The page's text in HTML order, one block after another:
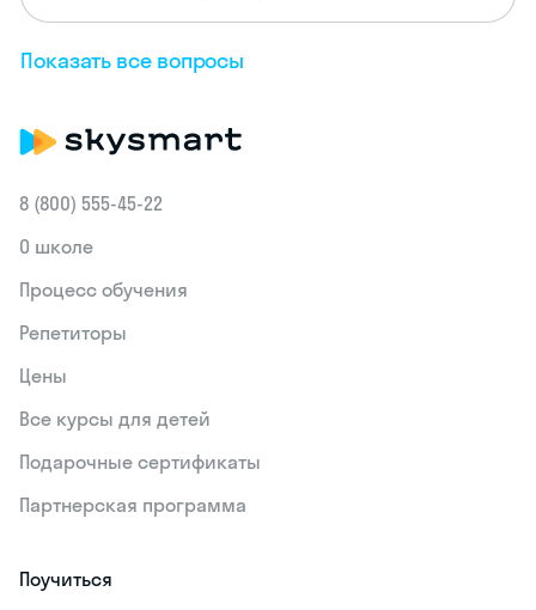
Показать все вопросы
8 (800) 555‑45-22
О школе
Процесс обучения
Репетиторы
Цены
Все курсы для детей
Подарочные сертификаты
Партнерская программа
Поучиться